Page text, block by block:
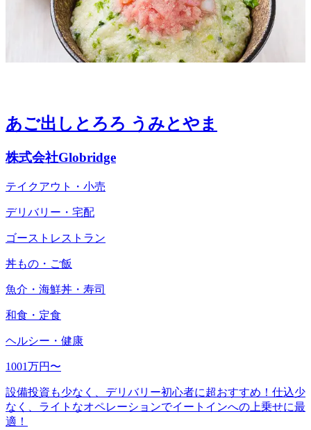
あご出しとろろ うみとやま
株式会社Globridge
テイクアウト・小売
デリバリー・宅配
ゴーストレストラン
丼もの・ご飯
魚介・海鮮丼・寿司
和食・定食
ヘルシー・健康
1001万円〜
設備投資も少なく、デリバリー初心者に超おすすめ！仕込少
なく、ライトなオペレーションでイートインへの上乗せに最
適！